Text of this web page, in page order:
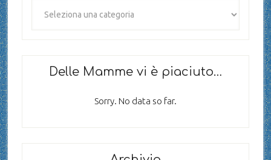
Delle Mamme vi è piaciuto…
Sorry. No data so far.